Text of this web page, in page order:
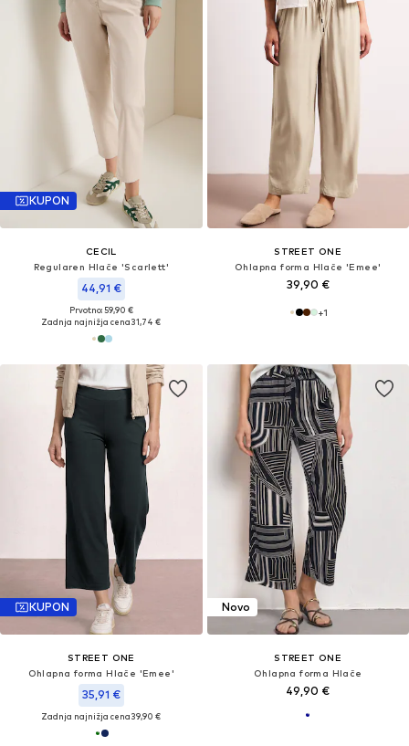
KUPON
CECIL
Regularen Hlače 'Scarlett'
44,91 €
Prvotno: 59,90 €
Zadnja najnižja cena31,74 €
STREET ONE
Ohlapna forma Hlače 'Emee'
39,90 €
+1
KUPON
STREET ONE
Ohlapna forma Hlače 'Emee'
35,91 €
Zadnja najnižja cena39,90 €
Novo
STREET ONE
Ohlapna forma Hlače
49,90 €